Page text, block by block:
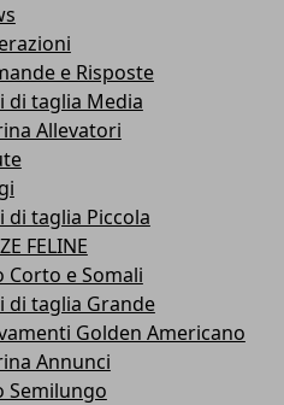
e Risposte
di taglia Media
Allevatori
di taglia Piccola
FELINE
Corto e Somali
di taglia Grande
Golden Americano
Annunci
Semilungo